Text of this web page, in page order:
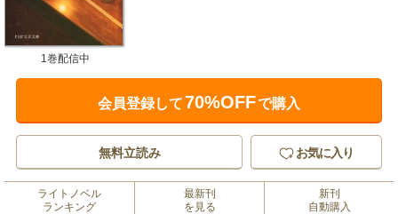
1巻配信中
会員登録して70%OFFで購入
無料立読み お気に入り
ライトノベル
ランキング
最新刊
を見る
新刊
自動購入